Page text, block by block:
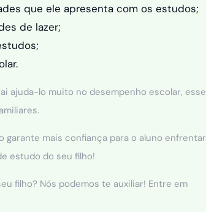
que ele apresenta com os estudos;
de lazer;
ajuda-lo muito no desempenho escolar, esse
garante mais confiança para o aluno enfrentar
estudo do seu filho!
filho? Nós podemos te auxiliar! Entre em